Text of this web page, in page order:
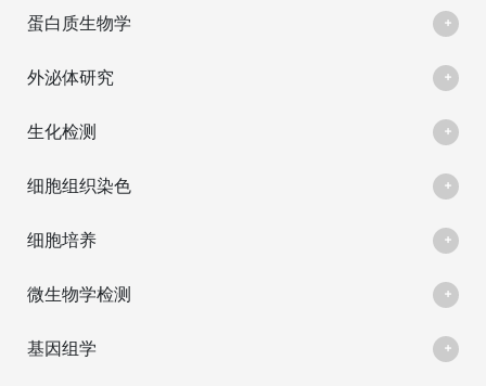
蛋白质生物学
外泌体研究
生化检测
细胞组织染色
细胞培养
微生物学检测
基因组学